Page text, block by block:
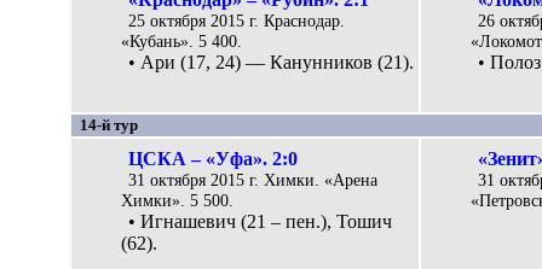
25 октября 2015 г. Краснодар.
«Кубань». 5 400.
• Ари (17, 24) — Канунников (21).
26
•
14-й тур
ЦСКА – «Уфа». 2:0
31 октября 2015 г. Химки. «Арена
Химки». 5 500.
• Игнашевич (21 – пен.), Тошич
(62).
31